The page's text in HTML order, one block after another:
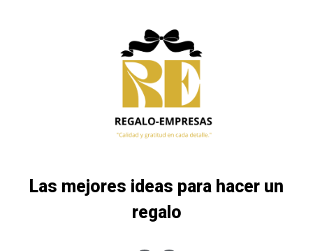
Las mejores ideas para hacer un
regalo